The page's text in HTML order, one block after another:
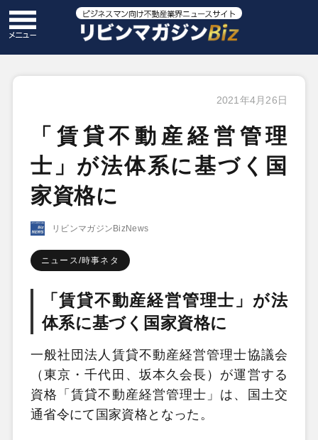
2021年4月26日
「賃貸不動産経営管理
士」が法体系に基づく国
家資格に
リビンマガジンBizNews
ニュース/時事ネタ
「賃貸不動産経営管理士」が法
体系に基づく国家資格に
一般社団法人賃貸不動産経営管理士協議会
（東京・千代田、坂本久会長）が運営する
資格「賃貸不動産経営管理士」は、国土交
通省令にて国家資格となった。